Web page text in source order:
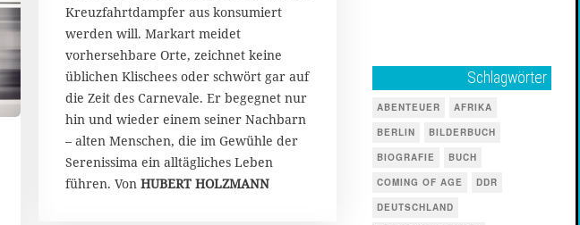
Kreuzfahrtdampfer aus konsumiert
werden will. Markart meidet
vorhersehbare Orte, zeichnet keine
üblichen Klischees oder schwört gar auf
die Zeit des Carnevale. Er begegnet nur
hin und wieder einem seiner Nachbarn
– alten Menschen, die im Gewühle der
Serenissima ein alltägliches Leben
führen. Von HUBERT HOLZMANN
Schlagwörter
ABENTEUER
AFRIKA
BERLIN
BILDERBUCH
BIOGRAFIE
BUCH
COMING OF AGE
DDR
DEUTSCHLAND